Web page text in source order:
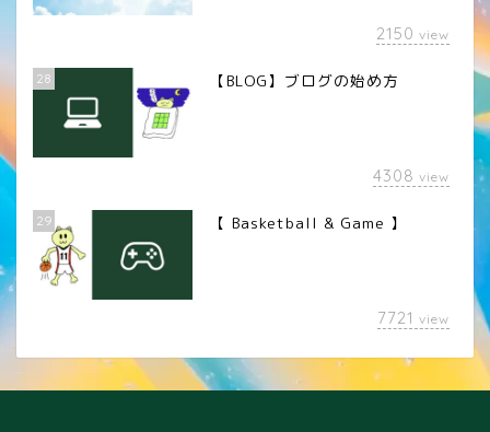
2150 view
28 【BLOG】ブログの始め方
4308 view
29 【 Basketball & Game 】
7721 view
カメラレンズ
YouTube